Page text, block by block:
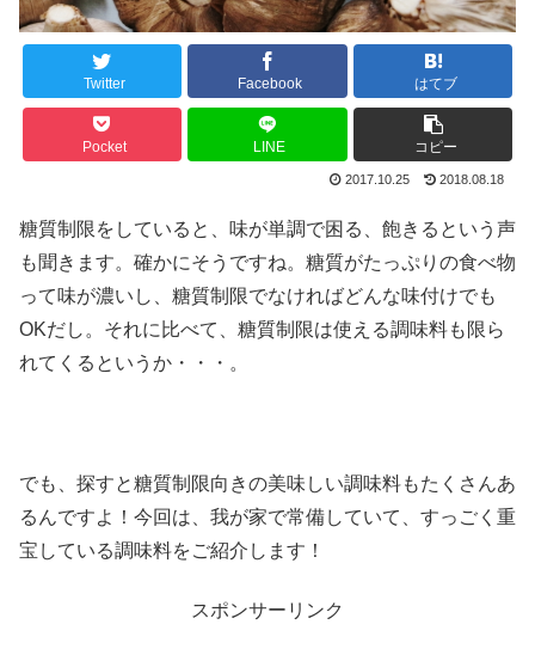
Twitter Facebook はてブ
Pocket LINE コピー
2017.10.25 2018.08.18
糖質制限をしていると、味が単調で困る、飽きるという声
も聞きます。確かにそうですね。糖質がたっぷりの食べ物
って味が濃いし、糖質制限でなければどんな味付けでも
OKだし。それに比べて、糖質制限は使える調味料も限ら
れてくるというか・・・。
でも、探すと糖質制限向きの美味しい調味料もたくさんあ
るんですよ！今回は、我が家で常備していて、すっごく重
宝している調味料をご紹介します！
スポンサーリンク